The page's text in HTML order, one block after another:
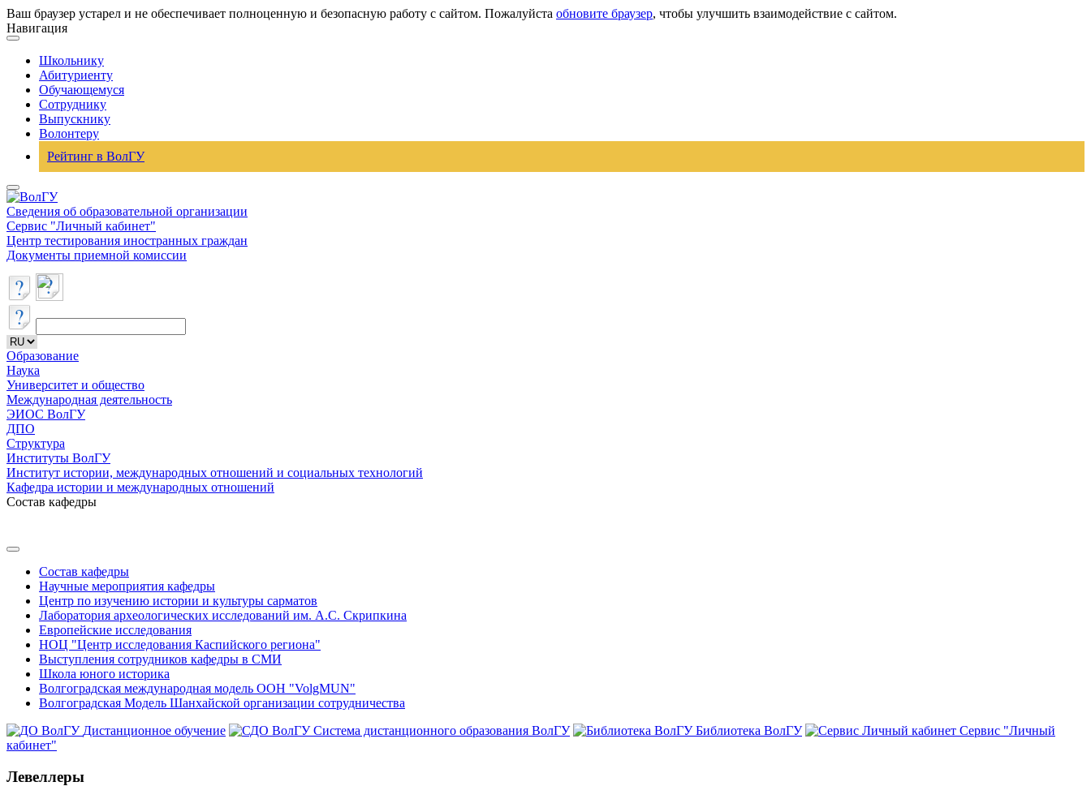
Ваш браузер устарел и не обеспечивает полноценную и безопасную работу с сайтом. Пожалуйста обновите браузер, чтобы улучшить взаимодействие с сайтом.
Навигация
Школьнику
Абитуриенту
Обучающемуся
Сотруднику
Выпускнику
Волонтеру
Рейтинг в ВолГУ
Сведения об образовательной организации
Сервис "Личный кабинет"
Центр тестирования иностранных граждан
Документы приемной комиссии
Образование
Наука
Университет и общество
Международная деятельность
ЭИОС ВолГУ
ДПО
Структура
Институты ВолГУ
Институт истории, международных отношений и социальных технологий
Кафедра истории и международных отношений
Состав кафедры
Состав кафедры
Научные мероприятия кафедры
Центр по изучению истории и культуры сарматов
Лаборатория археологических исследований им. А.С. Скрипкина
Европейские исследования
НОЦ "Центр исследования Каспийского региона"
Выступления сотрудников кафедры в СМИ
Школа юного историка
Волгоградская международная модель ООН "VolgMUN"
Волгоградская Модель Шанхайской организации сотрудничества
Дистанционное обучение
Система дистанционного образования ВолГУ Библиотека ВолГУ
Сервис "Личный
кабинет"
Левеллеры